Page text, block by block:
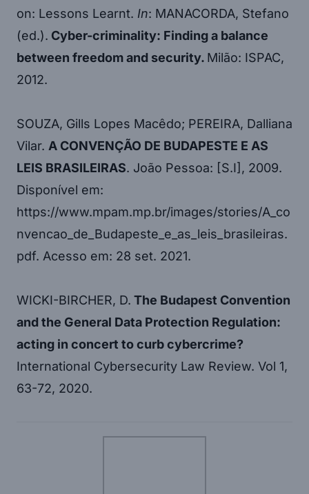
on: Lessons Learnt. In: MANACORDA, Stefano
(ed.). Cyber-criminality: Finding a balance
between freedom and security. Milão: ISPAC,
2012.
SOUZA, Gills Lopes Macêdo; PEREIRA, Dalliana
Vilar. A CONVENÇÃO DE BUDAPESTE E AS
LEIS BRASILEIRAS. João Pessoa: [S.I], 2009.
Disponível em:
https://www.mpam.mp.br/images/stories/A_co
nvencao_de_Budapeste_e_as_leis_brasileiras.
pdf. Acesso em: 28 set. 2021.
WICKI-BIRCHER, D. The Budapest Convention
and the General Data Protection Regulation:
acting in concert to curb cybercrime?
International Cybersecurity Law Review. Vol 1,
63-72, 2020.